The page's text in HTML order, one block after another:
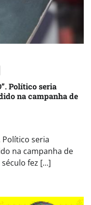
Político seria
na campanha de
Político seria
na campanha de
fez […]